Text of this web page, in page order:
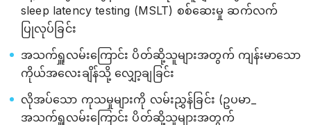
sleep latency testing (MSLT) စစ်ဆေးမှု ဆက်လက်
ပြုလုပ်ခြင်း
အသက်ရှူလမ်းကြောင်း ပိတ်ဆို့သူများအတွက် ကျန်းမာသော
ကိုယ်အလေးချိန်သို့ လျှော့ချခြင်း
လိုအပ်သော ကုသမှုများကို လမ်းညွှန်ခြင်း (ဥပမာ_
အသက်ရှူလမ်းကြောင်း ပိတ်ဆို့သူများအတွက်